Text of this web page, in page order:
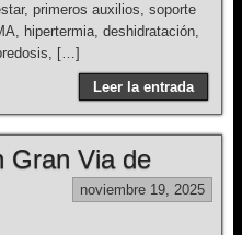
primeros auxilios, soporte
hipertermia, deshidratación,
[…]
Leer la entrada
Gran Via de
noviembre 19, 2025